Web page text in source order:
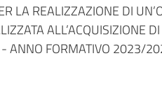
LA REALIZZAZIONE DI
ALL’ACQUISIZIONE
ANNO FORMATIVO 2023/